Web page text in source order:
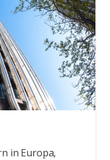
in Europa,